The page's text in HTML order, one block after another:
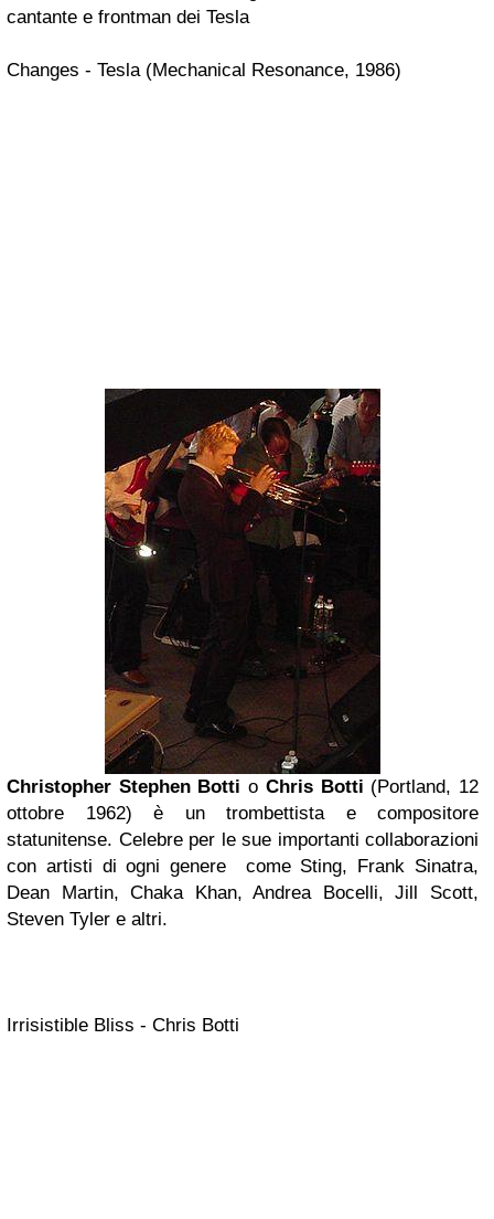
cantante e frontman dei Tesla
Changes - Tesla (Mechanical Resonance, 1986)
Christopher Stephen Botti o Chris Botti (Portland, 12
ottobre 1962) è un trombettista e compositore
statunitense. Celebre per le sue importanti collaborazioni
con artisti di ogni genere come Sting, Frank Sinatra,
Dean Martin, Chaka Khan, Andrea Bocelli,Jill Scott,
Steven Tyler e altri.
Irrisistible Bliss - Chris Botti